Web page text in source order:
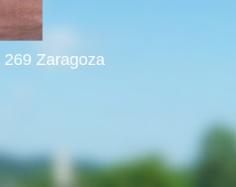
Zaragoza